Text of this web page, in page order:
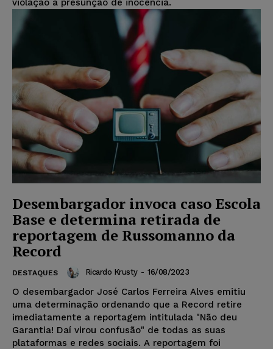
violação à presunção de inocência.
Desembargador invoca caso Escola
Base e determina retirada de
reportagem de Russomanno da
Record
DESTAQUES Ricardo Krusty - 16/08/2023
O desembargador José Carlos Ferreira Alves emitiu
uma determinação ordenando que a Record retire
imediatamente a reportagem intitulada "Não deu
Garantia! Daí virou confusão" de todas as suas
plataformas e redes sociais. A reportagem foi